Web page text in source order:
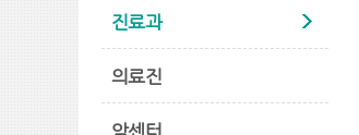
진료과
의료진
암센터